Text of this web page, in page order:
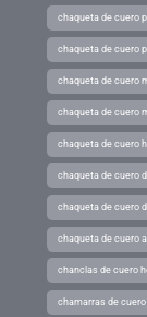
chaqueta de cuero
chaqueta de cuero
chaqueta de cuero
chaqueta de cuero
chaqueta de cuero
chaqueta de cuero
chaqueta de cuero
chaqueta de cuero
chanclas de cuero
chamarras de